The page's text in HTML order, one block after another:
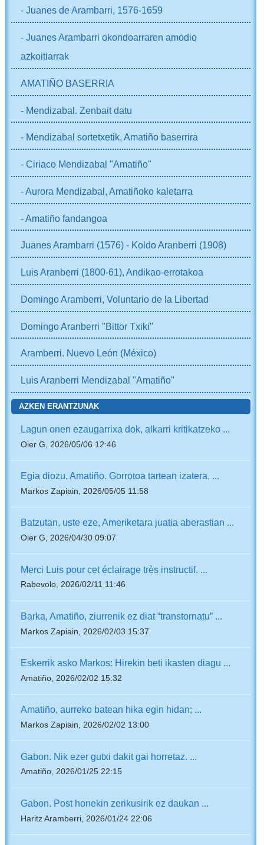
- Juanes de Arambarri, 1576-1659
- Juanes Arambarri okondoarraren amodio
azkoitiarrak
AMATIÑO BASERRIA
- Mendizabal. Zenbait datu
- Mendizabal sortetxetik, Amatiño baserrira
- Ciriaco Mendizabal "Amatiño"
- Aurora Mendizabal, Amatiñoko kaletarra
- Amatiño fandangoa
Juanes Arambarri (1576) - Koldo Aranberri (1908)
Luis Aranberri (1800-61), Andikao-errotakoa
Domingo Aramberri, Voluntario de la Libertad
Domingo Aranberri "Bittor Txiki"
Aramberri. Nuevo León (México)
Luis Aranberri Mendizabal "Amatiño"
AZKEN ERANTZUNAK
Lagun onen ezaugarrixa dok, alkarri kritikatzeko ...
Oier G, 2026/05/06 12:46
Egia diozu, Amatiño. Gorrotoa tartean izatera, ...
Markos Zapiain, 2026/05/05 11:58
Batzutan, uste eze, Ameriketara juatia aberastian ...
Oier G, 2026/04/30 09:07
Merci Luis pour cet éclairage très instructif. ...
Rabevolo, 2026/02/11 11:46
Barka, Amatiño, ziurrenik ez diat “transtornatu” ...
Markos Zapiain, 2026/02/03 15:37
Eskerrik asko Markos: Hirekin beti ikasten diagu ...
Amatiño, 2026/02/02 15:32
Amatiño, aurreko batean hika egin hidan; ...
Markos Zapiain, 2026/02/02 13:00
Gabon. Nik ezer gutxi dakit gai horretaz. ...
Amatiño, 2026/01/25 22:15
Gabon. Post honekin zerikusirik ez daukan ...
Haritz Aramberri, 2026/01/24 22:06